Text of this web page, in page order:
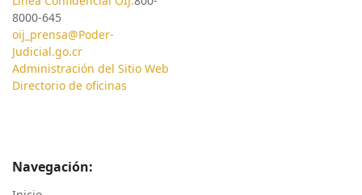
8000-645
oij_prensa@Poder-
Judicial.go.cr
Administración del Sitio Web
Directorio de oficinas
Navegación: